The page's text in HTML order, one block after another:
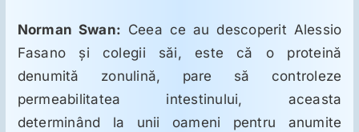
Norman Swan: Ceea ce au descoperit Alessio
Fasano şi colegii săi, este că o proteină
denumită zonulină, pare să controleze
permeabilitatea intestinului, aceasta
determinând la unii oameni pentru anumite